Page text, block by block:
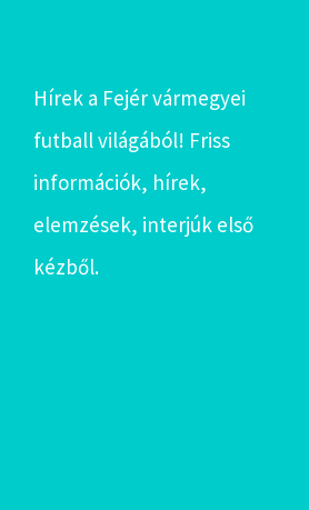
Hírek a Fejér vármegyei
futball világából! Friss
információk, hírek,
elemzések, interjúk első
kézből.